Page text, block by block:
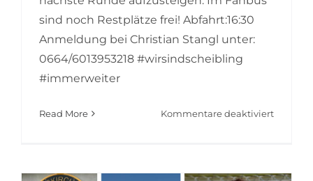
sind noch Restplätze frei! Abfahrt:16:30
Anmeldung bei Christian Stangl unter:
0664/6013953218 #wirsindscheibling
#immerweiter
Read More Kommentare deaktiviertfür
Lafnitz